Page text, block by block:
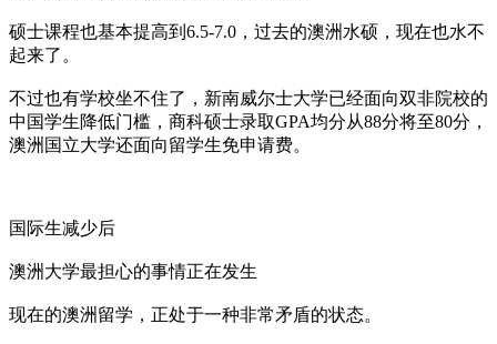
硕士课程也基本提高到6.5-7.0，过去的澳洲水硕，现在也水不
起来了。
不过也有学校坐不住了，新南威尔士大学已经面向双非院校的
中国学生降低门槛，商科硕士录取GPA均分从88分将至80分，
澳洲国立大学还面向留学生免申请费。
国际生减少后
澳洲大学最担心的事情正在发生
现在的澳洲留学，正处于一种非常矛盾的状态。